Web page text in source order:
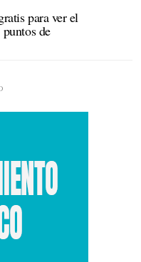
para ver el
de